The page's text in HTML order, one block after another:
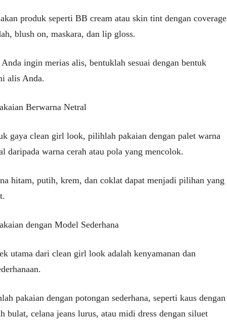
produk seperti BB cream atau skin tint dengan coverage
blush on, maskara, dan lip gloss.
ingin merias alis, bentuklah sesuai dengan bentuk
alis Anda.
Berwarna Netral
gaya clean girl look, pilihlah pakaian dengan palet warna
daripada warna cerah atau pola yang mencolok.
hitam, putih, krem, dan coklat dapat menjadi pilihan yang
dengan Model Sederhana
utama dari clean girl look adalah kenyamanan dan
pakaian dengan potongan sederhana, seperti kaus dengan
bulat, celana jeans lurus, atau midi dress dengan siluet